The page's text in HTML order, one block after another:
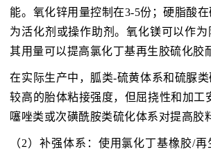
能。氧化锌用量控制在3-5份；硬脂酸
为活化剂或操作助剂。氧化镁可以作
其用量可以提高氯化丁基再生胶硫化胶
在实际生产中，胍类-硫黄体系和硫脲
较高的胎体粘接强度，但屈挠性和加工
噻唑类或次磺酰胺类硫化体系对提高胶
（2）补强体系：使用氯化丁基橡胶/